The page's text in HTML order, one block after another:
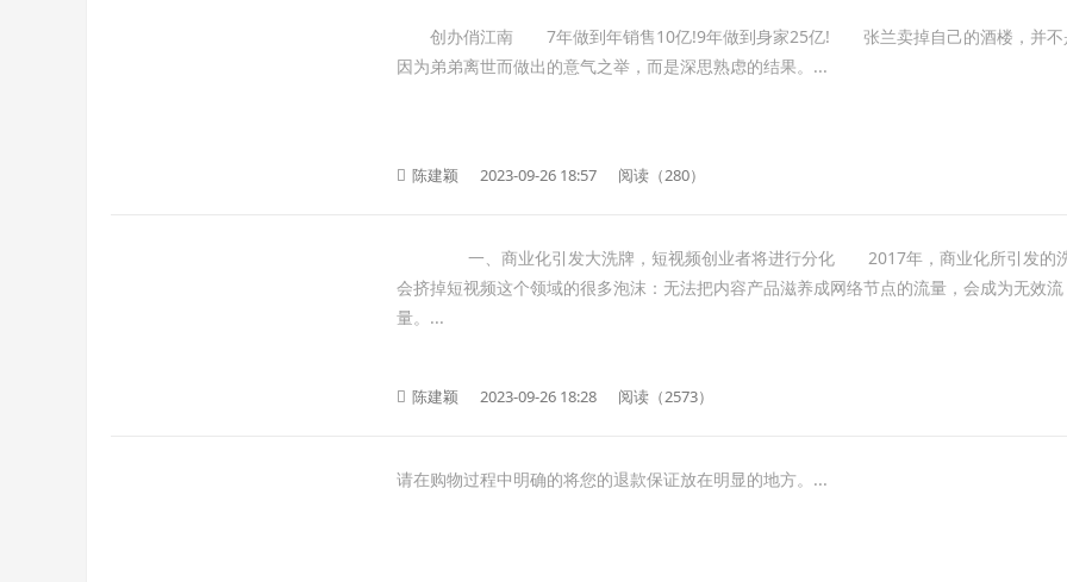
创办俏江南 7年做到年销售10亿!9年做到身家25亿! 张兰卖掉自己的酒楼，并不
因为弟弟离世而做出的意气之举，而是深思熟虑的结果。...
陈建颖 2023-09-26 18:57 阅读（280）
一、商业化引发大洗牌，短视频创业者将进行分化 2017年，商业化所引发的
会挤掉短视频这个领域的很多泡沫：无法把内容产品滋养成网络节点的流量，会成为无效流
量。...
陈建颖 2023-09-26 18:28 阅读（2573）
请在购物过程中明确的将您的退款保证放在明显的地方。...